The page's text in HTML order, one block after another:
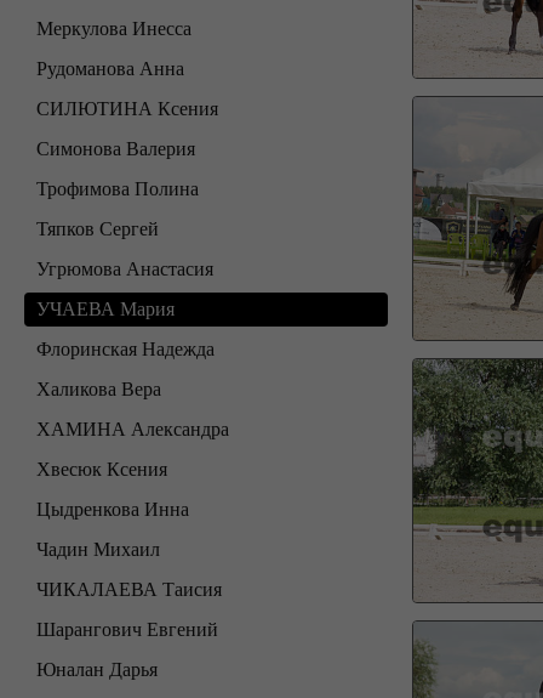
Меркулова Инесса
Рудоманова Анна
СИЛЮТИНА Ксения
Симонова Валерия
Трофимова Полина
Тяпков Сергей
Угрюмова Анастасия
УЧАЕВА Мария
Флоринская Надежда
Халикова Вера
ХАМИНА Александра
Хвесюк Ксения
Цыдренкова Инна
Чадин Михаил
ЧИКАЛАЕВА Таисия
Шарангович Евгений
Юналан Дарья